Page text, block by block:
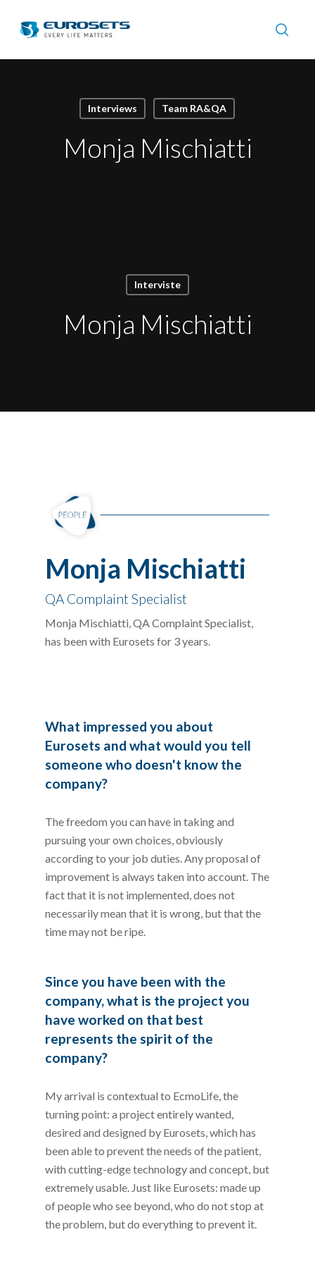
content
Interviews Team RA&QA
Monja Mischiatti
Interviste
Monja Mischiatti
Monja Mischiatti
QA Complaint Specialist
Monja Mischiatti, QA Complaint Specialist,
has been with Eurosets for 3 years.
What impressed you about
Eurosets and what would you tell
someone who doesn't know the
company?
The freedom you can have in taking and
pursuing your own choices, obviously
according to your job duties. Any proposal of
improvement is always taken into account. The
fact that it is not implemented, does not
necessarily mean that it is wrong, but that the
time may not be ripe.
Since you have been with the
company, what is the project you
have worked on that best
represents the spirit of the
company?
My arrival is contextual to EcmoLife, the
turning point: a project entirely wanted,
desired and designed by Eurosets, which has
been able to prevent the needs of the patient,
with cutting-edge technology and concept, but
extremely usable. Just like Eurosets: made up
of people who see beyond, who do not stop at
the problem, but do everything to prevent it.